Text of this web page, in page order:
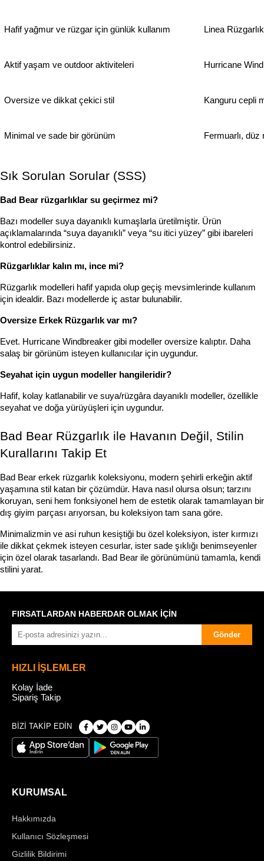
Hafif yağmur ve rüzgar için günlük kullanım Linea Rüzgarlık
Aktif yaşam ve outdoor aktiviteleri Hurricane
Oversize ve dikkat çekici stil Kanguru cepli
Minimal ve sade bir görünüm Fermuarlı,
Sık Sorulan Sorular (SSS)
Bad Bear rüzgarlıklar su geçirmez mi?
Bazı modeller suya dayanıklı kumaşlarla üretilmiştir. Ürün
açıklamalarında “suya dayanıklı” veya “su itici yüzey” gibi ibareleri
kontrol edebilirsiniz.
Rüzgarlıklar kalın mı, ince mi?
Rüzgarlık modelleri hafif yapıda olup geçiş mevsimlerinde kullanım
için idealdir. Bazı modellerde iç astar bulunabilir.
Oversize Erkek Rüzgarlık var mı?
Evet. Hurricane Windbreaker gibi modeller oversize kalıptır. Daha
salaş bir görünüm isteyen kullanıcılar için uygundur.
Seyahat için uygun modeller hangileridir?
Hafif, kolay katlanabilir ve suya/rüzgâra dayanıklı modeller, özellikle
seyahat ve doğa yürüyüşleri için uygundur.
Bad Bear Rüzgarlık ile Havanın Değil, Stilin
Kurallarını Takip Et
Bad Bear erkek rüzgarlık koleksiyonu, modern şehirli erkeğin aktif
yaşamına stil katan bir çözümdür. Hava nasıl olursa olsun; tarzını
koruyan, seni hem fonksiyonel hem de estetik olarak tamamlayan bir
dış giyim parçası arıyorsan, bu koleksiyon tam sana göre.
Minimalizmin ve asi ruhun kesiştiği bu özel koleksiyon, ister kırmızı
ile dikkat çekmek isteyen cesurlar, ister sade şıklığı benimseyenler
için özel olarak tasarlandı. Bad Bear ile görünümünü tamamla, kendi
stilini yarat.
FIRSATLARDAN HABERDAR OLMAK İÇİN
Gönder
HIZLI İŞLEMLER
Kolay İade
Sipariş Takip
BİZİ TAKİP EDİN
KURUMSAL
Hakkımızda
Kullanıcı Sözleşmesi
Gizlilik Bildirimi